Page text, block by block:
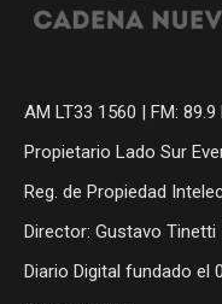
AM LT33 1560 | FM:
Propietario Lado Sur
Reg. de Propiedad
Director: Gustavo Tinetti
Diario Digital fundado el